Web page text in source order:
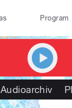
Program
Audioarchiv